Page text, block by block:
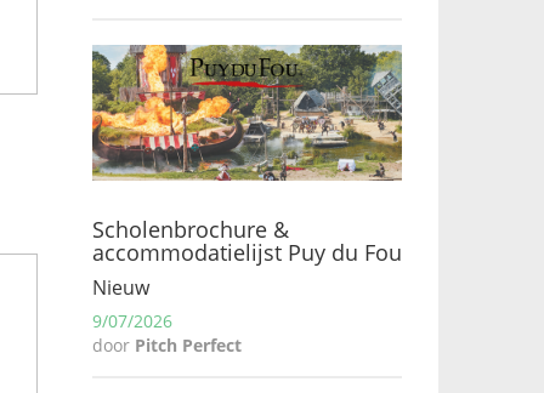
Scholenbrochure &
accommodatielijst Puy du Fou
Nieuw
9/07/2026
door Pitch Perfect